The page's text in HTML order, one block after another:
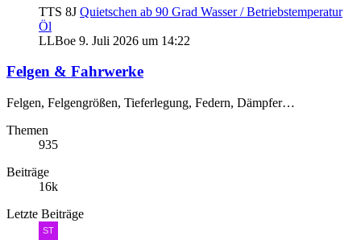
TTS 8J Quietschen ab 90 Grad Wasser / Betriebstemperatur
Öl
LLBoe 9. Juli 2026 um 14:22
Felgen & Fahrwerke
Felgen, Felgengrößen, Tieferlegung, Federn, Dämpfer…
Themen
935
Beiträge
16k
Letzte Beiträge